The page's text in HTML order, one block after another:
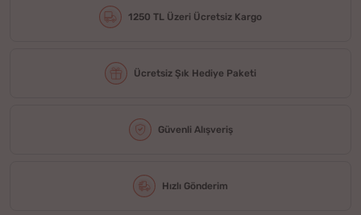
1250 TL Üzeri Ücretsiz Kargo
Ücretsiz Şık Hediye Paketi
Güvenli Alışveriş
Hızlı Gönderim